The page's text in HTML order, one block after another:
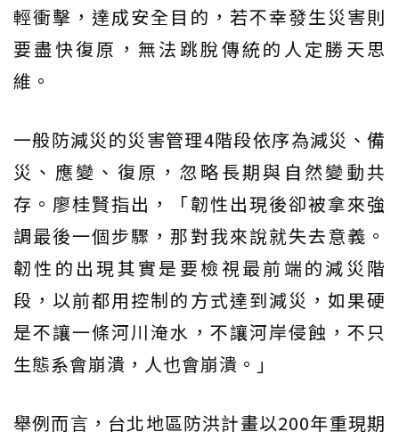
輕衝擊，達成安全目的，若不幸發生災害則
要盡快復原，無法跳脫傳統的人定勝天思
維。
一般防減災的災害管理4階段依序為減災、備
災、應變、復原，忽略長期與自然變動共
存。廖桂賢指出，「韌性出現後卻被拿來強
調最後一個步驟，那對我來說就失去意義。
韌性的出現其實是要檢視最前端的減災階
段，以前都用控制的方式達到減災，如果硬
是不讓一條河川淹水，不讓河岸侵蝕，不只
生態系會崩潰，人也會崩潰。」
舉例而言，台北地區防洪計畫以200年重現期